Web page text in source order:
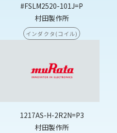
#FSLM2520-101J=P
村田製作所
インダクタ(コイル)
1217AS-H-2R2N=P3
村田製作所